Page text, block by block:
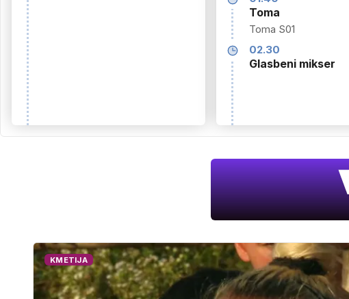
Toma
Toma S01
02.30
Glasbeni mikser
KMETIJA